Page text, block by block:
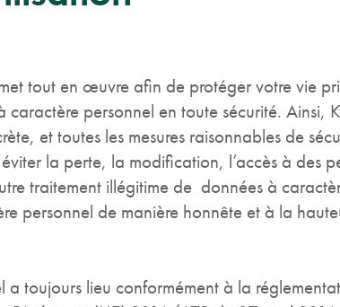
tout en œuvre afin de protéger votre vie
personnel en toute sécurité. Ainsi,
et toutes les mesures raisonnables de
la perte, la modification, l’accès à des
traitement illégitime de données à
personnel de manière honnête et à la
toujours lieu conformément à la